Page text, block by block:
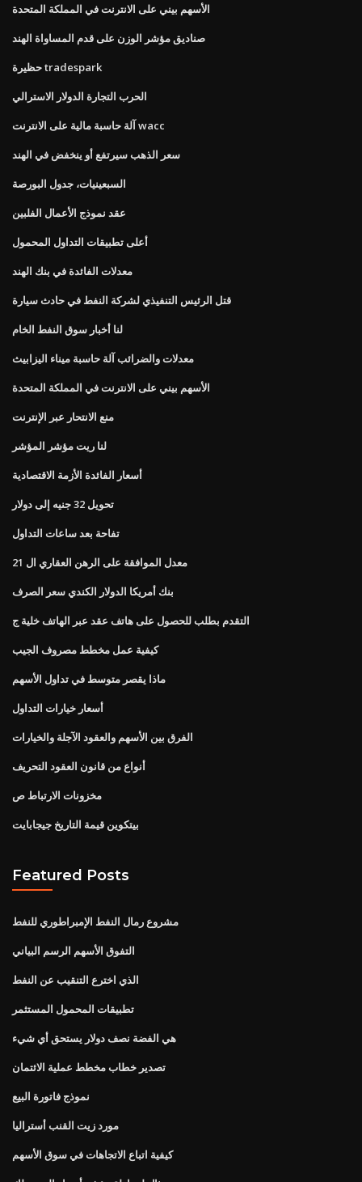
الأسهم بيني على الانترنت في المملكة المتحدة
صناديق مؤشر الوزن على قدم المساواة الهند
حظيرة tradespark
الحرب التجارة الدولار الاسترالي
آلة حاسبة مالية على الانترنت wacc
سعر الذهب سيرتفع أو ينخفض ​​في الهند
السبعينيات، جدول البورصة
عقد نموذج الأعمال الفلبين
أعلى تطبيقات التداول المحمول
معدلات الفائدة في بنك الهند
قتل الرئيس التنفيذي لشركة النفط في حادث سيارة
لنا أخبار سوق النفط الخام
معدلات والضرائب آلة حاسبة ميناء اليزابيث
الأسهم بيني على الانترنت في المملكة المتحدة
منع الانتحار عبر الإنترنت
لنا ريت مؤشر المؤشر
أسعار الفائدة الأزمة الاقتصادية
تحويل 32 جنيه إلى دولار
تفاحة بعد ساعات التداول
معدل الموافقة على الرهن العقاري ال 21
بنك أمريكا الدولار الكندي سعر الصرف
التقدم بطلب للحصول على هاتف عقد عبر الهاتف خلية ج
كيفية عمل مخطط مصروف الجيب
ماذا يقصر متوسط ​​في تداول الأسهم
أسعار خيارات التداول
الفرق بين الأسهم والعقود الآجلة والخيارات
أنواع من قانون العقود التحريف
مخزونات الارتباط ص
بيتكوين قيمة التاريخ جيجابايت
Featured Posts
مشروع رمال النفط الإمبراطوري للنفط
التفوق الأسهم الرسم البياني
الذي اخترع التنقيب عن النفط
تطبيقات المحمول المستثمر
هي الفضة نصف دولار يستحق أي شيء
تصدير خطاب مخطط عملية الائتمان
نموذج فاتورة البيع
مورد زيت القنب أستراليا
كيفية اتباع الاتجاهات في سوق الأسهم